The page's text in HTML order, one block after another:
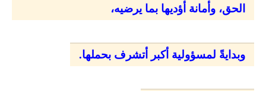
الحق، وأمانة أؤديها بما يرضيه،
وبدايةً لمسؤولية أكبر أتشرف بحملها.